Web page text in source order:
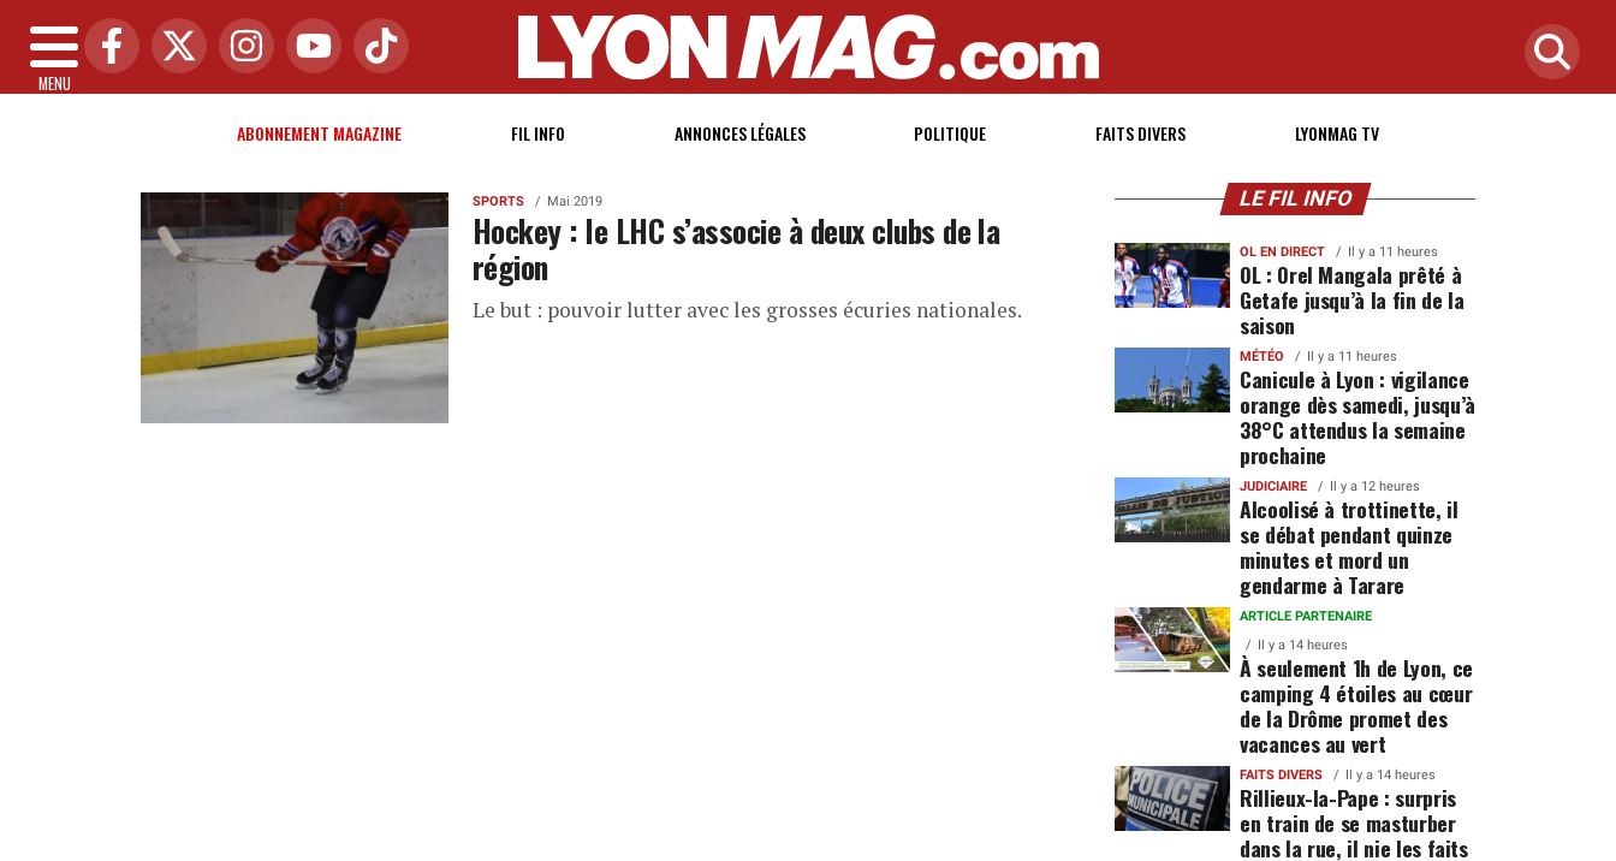
MENU
ABONNEMENT MAGAZINE FIL INFO ANNONCES LÉGALES POLITIQUE FAITS DIVERS LYONMAG TV
SPORTS Mai 2019
Hockey : le LHC s’associe à deux clubs de la
région
Le but : pouvoir lutter avec les grosses écuries nationales.
LE FIL INFO
OL EN DIRECT Il y a 11 heures
OL : Orel Mangala prêté à
Getafe jusqu’à la fin de la
saison
MÉTÉO Il y a 11 heures
Canicule à Lyon : vigilance
orange dès samedi, jusqu’à
38°C attendus la semaine
prochaine
JUDICIAIRE Il y a 12 heures
Alcoolisé à trottinette, il
se débat pendant quinze
minutes et mord un
gendarme à Tarare
ARTICLE PARTENAIRE
Il y a 14 heures
À seulement 1h de Lyon, ce
camping 4 étoiles au cœur
de la Drôme promet des
vacances au vert
FAITS DIVERS Il y a 14 heures
Rillieux-la-Pape : surpris
en train de se masturber
dans la rue, il nie les faits